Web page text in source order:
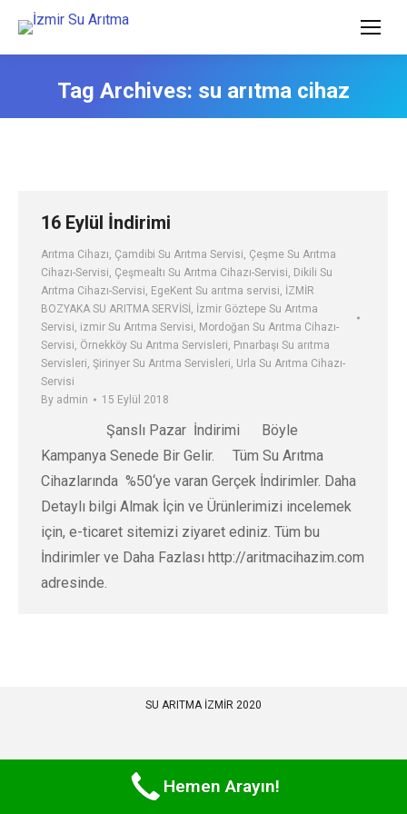
Tag Archives: su arıtma cihaz
16 Eylül İndirimi
Arıtma Cihazı, Çamdibi Su Arıtma Servisi, Çeşme Su Arıtma
Cihazı-Servisi, Çeşmealtı Su Arıtma Cihazı-Servisi, Dikili Su
Arıtma Cihazı-Servisi, EgeKent Su arıtma servisi, İZMİR
BOZYAKA SU ARITMA SERVİSİ, İzmir Göztepe Su Arıtma
Servisi, izmir Su Arıtma Servisi, Mordoğan Su Arıtma Cihazı-
Servisi, Örnekköy Su Arıtma Servisleri, Pınarbaşı Su arıtma
Servisleri, Şirinyer Su Arıtma Servisleri, Urla Su Arıtma Cihazı-
Servisi
By admin 15 Eylül 2018
Şanslı Pazar İndirimi Böyle
Kampanya Senede Bir Gelir. Tüm Su Arıtma
Cihazlarında %50‘ye varan Gerçek İndirimler. Daha
Detaylı bilgi Almak İçin ve Ürünlerimizi incelemek
için, e-ticaret sitemizi ziyaret ediniz. Tüm bu
İndirimler ve Daha Fazlası http://aritmacihazim.com
adresinde.
SU ARITMA İZMİR 2020
Hemen Arayın!